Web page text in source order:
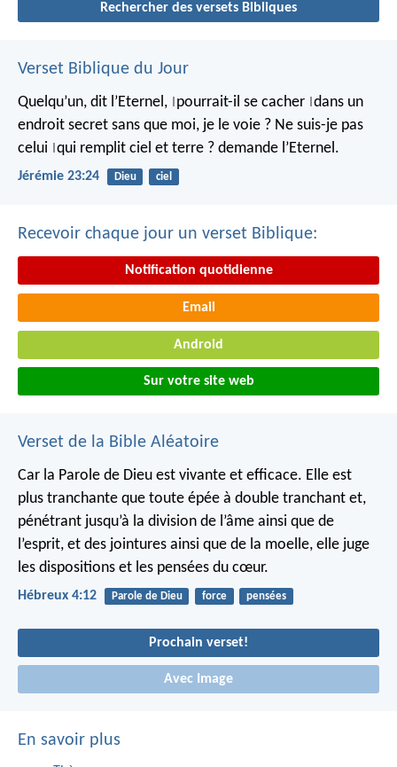
Rechercher des versets Bibliques
Verset Biblique du Jour
Quelqu’un, dit l’Eternel, pourrait-il se cacher dans un
endroit secret sans que moi, je le voie ? Ne suis-je pas
celui qui remplit ciel et terre ? demande l’Eternel.
Jérémie 23:24 Dieu ciel
Recevoir chaque jour un verset Biblique:
Notification quotidienne
Email
Android
Sur votre site web
Verset de la Bible Aléatoire
Car la Parole de Dieu est vivante et efficace. Elle est
plus tranchante que toute épée à double tranchant et,
pénétrant jusqu’à la division de l’âme ainsi que de
l’esprit, et des jointures ainsi que de la moelle, elle juge
les dispositions et les pensées du cœur.
Hébreux 4:12 Parole de Dieu force pensées
Prochain verset!
Avec Image
En savoir plus